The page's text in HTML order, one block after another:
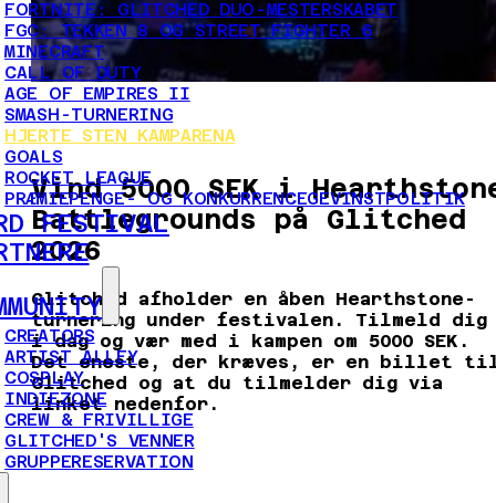
FORTNITE: GLITCHED DUO-MESTERSKABET
FGC: TEKKEN 8 OG STREET FIGHTER 6
MINECRAFT
CALL OF DUTY
AGE OF EMPIRES II
SMASH-TURNERING
HJERTE STEN KAMPARENA
GOALS
ROCKET LEAGUE
PRÆMIEPENGE- OG KONKURRENCEGEVINSTPOLITIK
FESTIVAL
CREATORS
ARTIST ALLEY
COSPLAY
INDIEZONE
CREW & FRIVILLIGE
GLITCHED'S VENNER
GRUPPERESERVATION
Vind 5000 SEK i
Battlegrounds på Glitched
2026
Glitched afholder en åben Hearthstone-
turnering under festivalen. Tilmeld dig
i dag og vær med i kampen om 5000 SEK.
Det eneste, der kræves, er en billet
Glitched og at du tilmelder dig via
linket nedenfor.